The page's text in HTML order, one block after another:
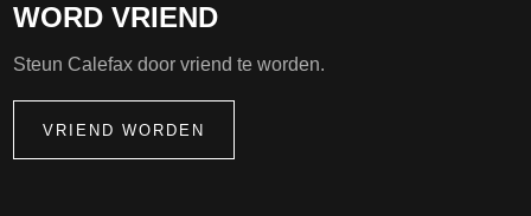
WORD VRIEND
Steun Calefax door vriend te worden.
VRIEND WORDEN